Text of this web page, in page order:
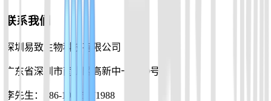
联系我们
深圳易致生物科技有限公司
广东省深圳市南山区高新中一道10号
李先生：+86-19925271988